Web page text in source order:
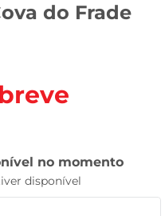
do Frade